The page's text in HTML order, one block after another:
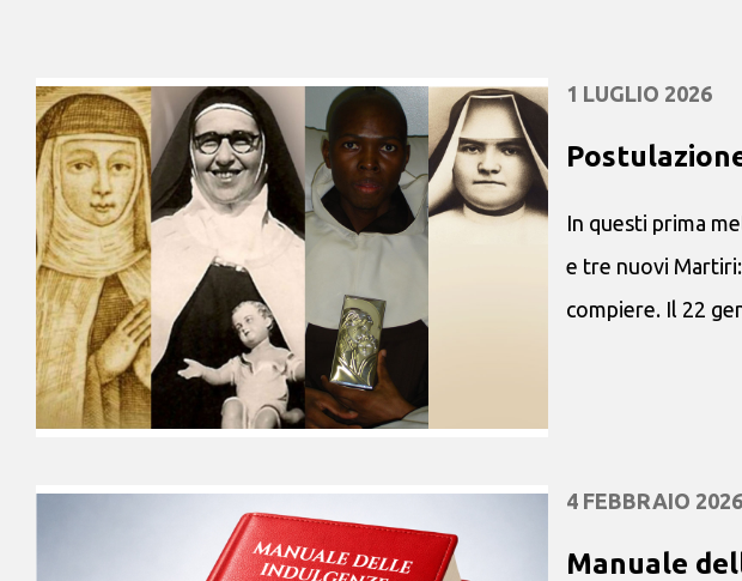
1 LUGLIO 2026
In questi prima
e tre nuovi
compiere. Il 22
4 FEBBRAIO 2026
Manuale